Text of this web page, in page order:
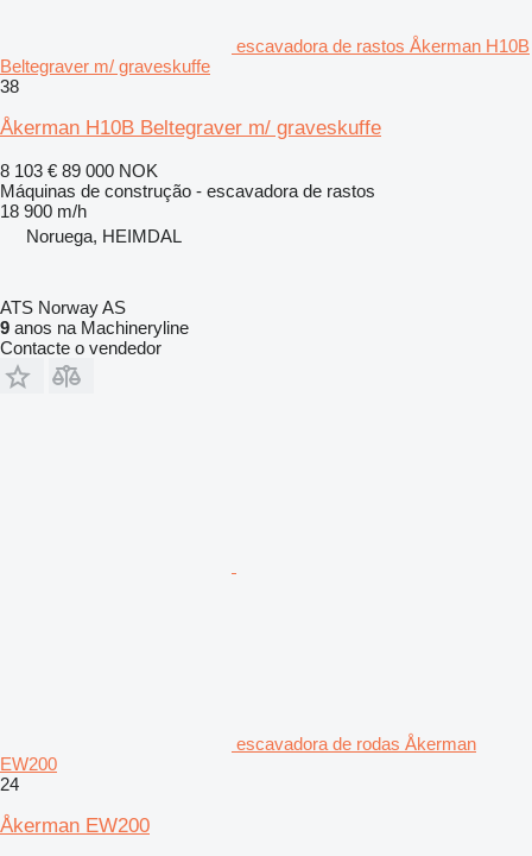
escavadora de rastos Åkerman H10B
Beltegraver m/ graveskuffe
38
Åkerman H10B Beltegraver m/ graveskuffe
8 103 € 89 000 NOK
Máquinas de construção - escavadora de rastos
18 900 m/h
Noruega, HEIMDAL
ATS Norway AS
9 anos na Machineryline
Contacte o vendedor
escavadora de rodas Åkerman
EW200
24
Åkerman EW200